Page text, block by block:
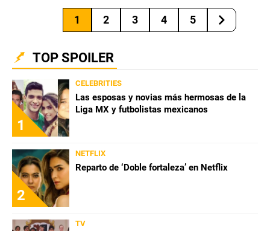
1 2 3 4 5
TOP SPOILER
1
CELEBRITIES
Las esposas y novias más hermosas de la
Liga MX y futbolistas mexicanos
2
NETFLIX
Reparto de ‘Doble fortaleza’ en Netflix
TV